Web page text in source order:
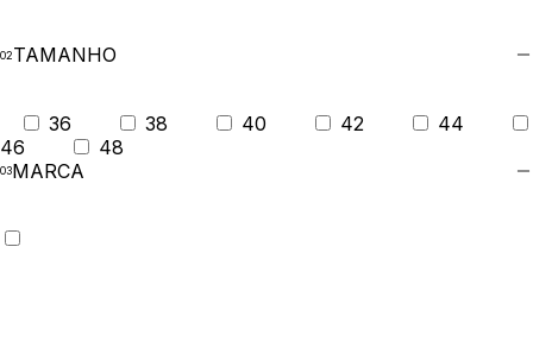
TAMANHO
36 38 40 42
44
46
48
MARCA